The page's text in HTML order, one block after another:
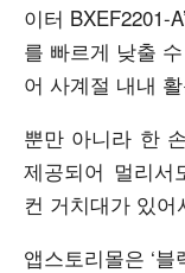
이터 BXEF2201-A’
를 빠르게 낮출
어 사계절 내내
뿐만 아니라 한
제공되어 멀리서
컨 거치대가 있
앱스토리몰은 ‘블